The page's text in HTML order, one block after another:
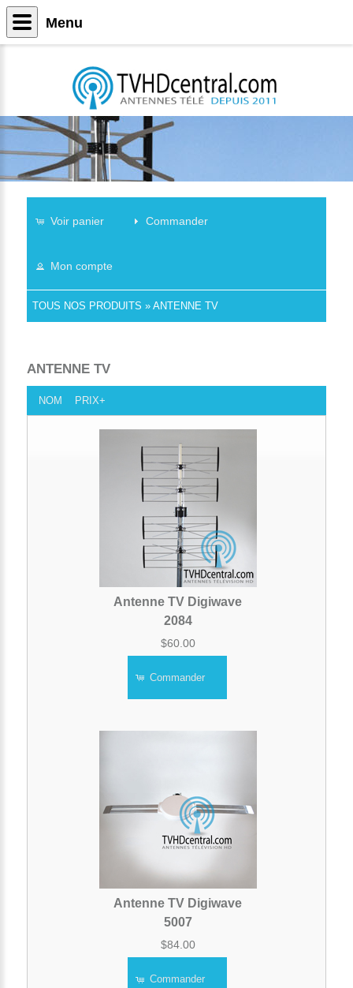
Voir panier Commander
Mon compte
TOUS NOS PRODUITS » ANTENNE TV
ANTENNE TV
NOM PRIX+
Antenne TV Digiwave
2084
$60.00
Commander
Antenne TV Digiwave
5007
$84.00
Commander
Menu